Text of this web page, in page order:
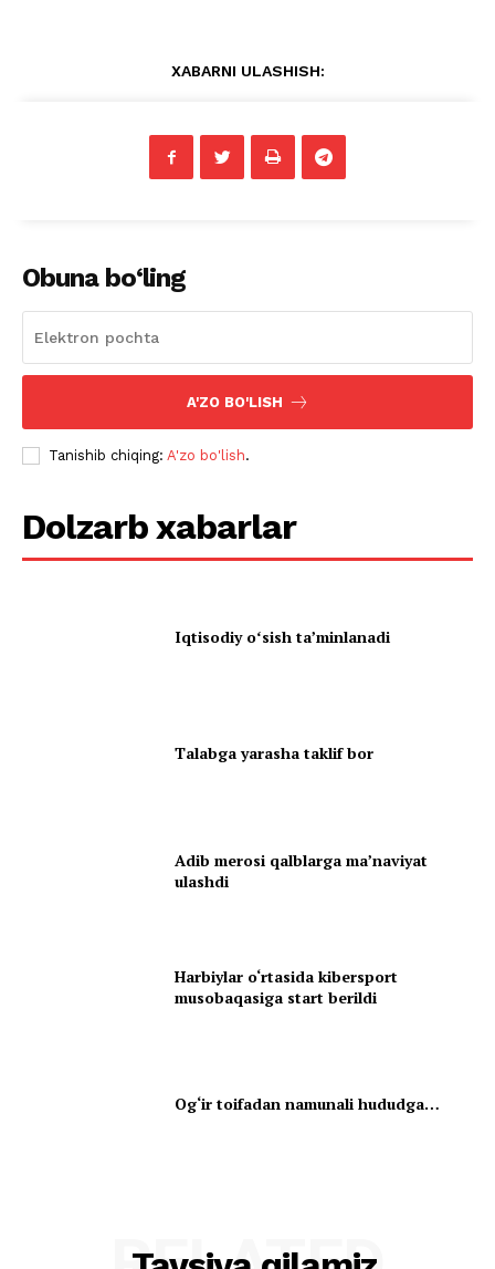
XABARNI ULASHISH:
Obuna bo‘ling
A'ZO BO'LISH
Tanishib chiqing: A'zo bo'lish.
Dolzarb xabarlar
Iqtisodiy oʻsish taʼminlanadi
Talabga yarasha taklif bor
Adib merosi qalblarga maʼnaviyat
ulashdi
Harbiylar o‘rtasida kibersport
musobaqasiga start berildi
Og‘ir toifadan namunali hududga…